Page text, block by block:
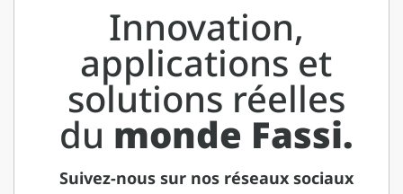
Innovation,
applications et
solutions réelles
du monde Fassi.
Suivez-nous sur nos réseaux sociaux